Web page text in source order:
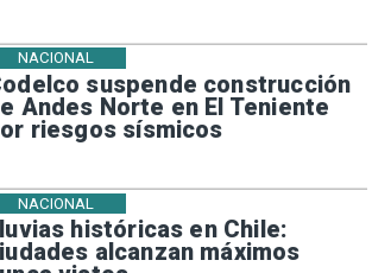
suspende construcción
Andes Norte en El Teniente
riesgos sísmicos
NACIONAL
históricas en Chile:
alcanzan máximos
NACIONAL